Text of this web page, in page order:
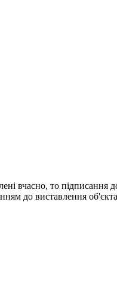
вчасно, то підписання
до виставлення